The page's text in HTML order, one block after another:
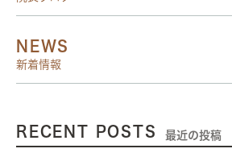
NEWS
新着情報
RECENT POSTS 最近の投稿